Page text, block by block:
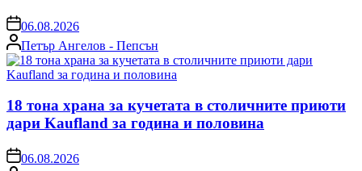
on06.08.2026
Posted
by
Петър Ангелов - Пепсън
18 тона храна за кучетата в столичните приюти
дари Kaufland за година и половина
on06.08.2026